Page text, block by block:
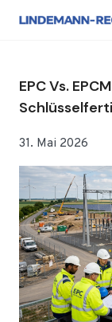
Inhalt
EPC Vs.
31. Mai 2026